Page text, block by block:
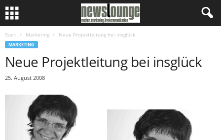
Start Marketing Neue Projektleitung bei insglück
MARKETING
Neue Projektleitung bei insglück
25. August 2008